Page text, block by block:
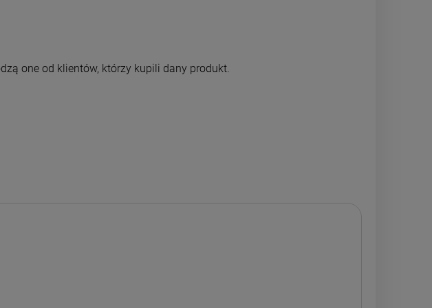
one od klientów, którzy kupili dany produkt.